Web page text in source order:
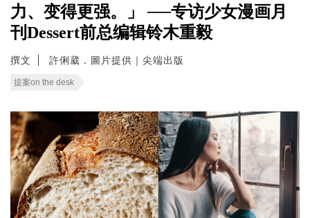
力、变得更强。」 ──专访少女漫画月
刊Dessert前总编辑铃木重毅
撰文 許俐葳．圖片提供｜尖端出版
提案on the desk